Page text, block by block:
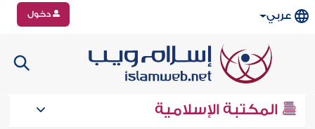
عربي دخول
المكتبة الإسلامية